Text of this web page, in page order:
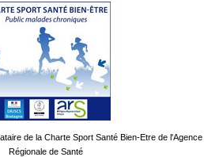
de la Charte Sport Santé Bien-Etre de l'Agence
Régionale de Santé